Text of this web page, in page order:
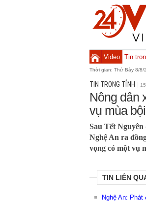
Video Tin
Thời gian: Thứ Bảy 8/8/
TIN TRONG TỈNH
Nông dân
vụ mùa
Sau Tết
Nghệ An ra
vọng có một vụ
TIN LIÊN
Nghệ An: Phát